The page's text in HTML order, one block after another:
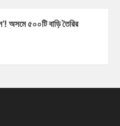
অসমে ৫০০টি বাড়ি তৈরির